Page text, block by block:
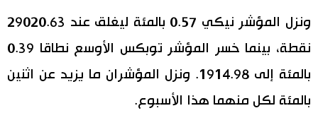
إعلان
ونزل المؤشر نيكي 0.57 بالمئة ليغلق عند 29020.63
نقطة، بينما خسر المؤشر توبكس الأوسع نطاقا 0.39
بالمئة إلى 1914.98. ونزل المؤشران ما يزيد عن اثنين
بالمئة لكل منهما هذا الأسبوع.